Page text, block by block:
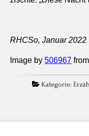
RHCSo, Januar 2022
Image by 506967 from
Kategorie: